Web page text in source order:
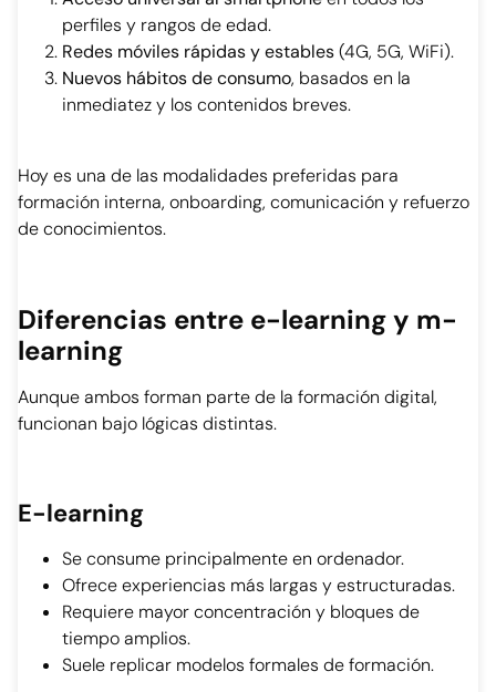
perfiles y rangos de edad.
Redes móviles rápidas y estables(4G, 5G, WiFi).
Nuevos hábitos de consumo, basados en la
inmediatez y los contenidos breves.
Hoy es una de las modalidades preferidas para
formación interna, onboarding, comunicación y refuerzo
de conocimientos.
Diferencias entre e-learning y m-
learning
Aunque ambos forman parte de la formación digital,
funcionan bajo lógicas distintas.
E-learning
Se consume principalmente en ordenador.
Ofrece experiencias más largas y estructuradas.
Requiere mayor concentración y bloques de
tiempo amplios.
Suele replicar modelos formales de formación.